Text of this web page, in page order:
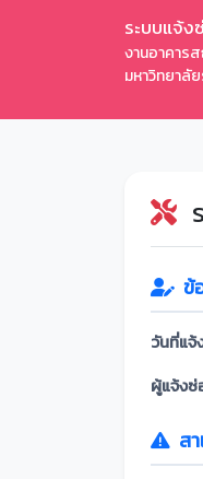
ระบบแจ้
งานอาคาร
มหาวิทยาลั
ข้
วันที่แจ้
ผู้แจ้งซ่
ส